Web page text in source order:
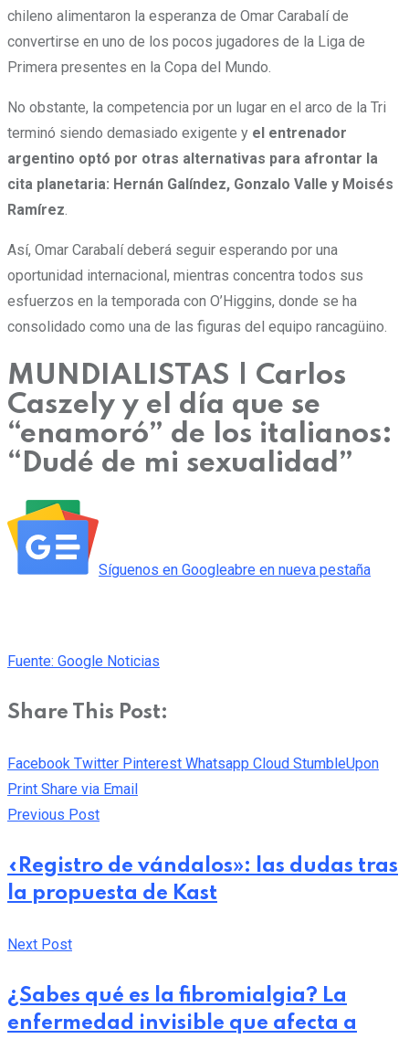
chileno alimentaron la esperanza de Omar Carabalí de
convertirse en uno de los pocos jugadores de la Liga de
Primera presentes en la Copa del Mundo.
No obstante, la competencia por un lugar en el arco de la Tri
terminó siendo demasiado exigente y el entrenador
argentino optó por otras alternativas para afrontar la
cita planetaria: Hernán Galíndez, Gonzalo Valle y Moisés
Ramírez.
Así, Omar Carabalí deberá seguir esperando por una
oportunidad internacional, mientras concentra todos sus
esfuerzos en la temporada con O’Higgins, donde se ha
consolidado como una de las figuras del equipo rancagüino.
MUNDIALISTAS | Carlos
Caszely y el día que se
“enamoró” de los italianos:
“Dudé de mi sexualidad”
Síguenos en Googleabre en nueva pestaña
Fuente: Google Noticias
Share This Post:
Facebook Twitter Pinterest Whatsapp Cloud StumbleUpon
Print Share via Email
Previous Post
«Registro de vándalos»: las dudas tras
la propuesta de Kast
Next Post
¿Sabes qué es la fibromialgia? La
enfermedad invisible que afecta a